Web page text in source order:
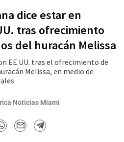
dice estar en
tras ofrecimiento
del huracán Melissa
EE.UU. tras el ofrecimiento de
Melissa, en medio de
Noticias Miami